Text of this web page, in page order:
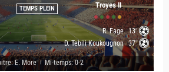
TEMPS PLEIN Troyes II
R. Fage 13'
D. Tebili Koukougnon 37'
E. More | Mi-temps: 0-2